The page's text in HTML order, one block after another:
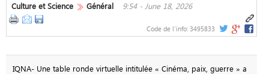
Culture et Science Général 9:54 - June 18, 2026
Code de l'info: 3495833
IQNA- Une table ronde virtuelle intitulée « Cinéma, paix, guerre » a